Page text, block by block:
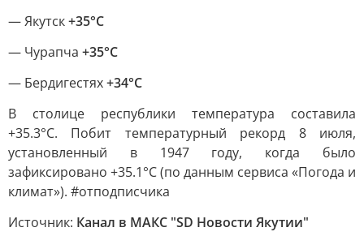
— Якутск+35°С
— Чурапча +35°С
— Бердигестях+34°С
В столице республики температура составила
+35.3°С. Побит температурный рекорд 8 июля,
установленный в 1947 году, когда было
зафиксировано +35.1°С (по данным сервиса «Погода и
климат»). #отподписчика
Источник: Канал в МАКС "SD Новости Якутии"